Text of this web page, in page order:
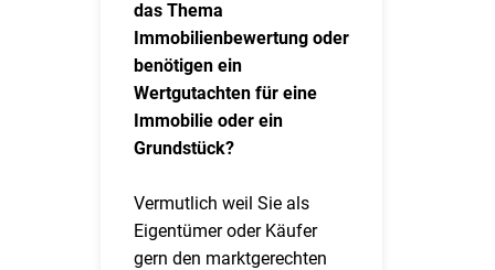
das Thema
Immobilienbewertung oder
benötigen ein
Wertgutachten für eine
Immobilie oder ein
Grundstück?
Vermutlich weil Sie als
Eigentümer oder Käufer
gern den marktgerechten